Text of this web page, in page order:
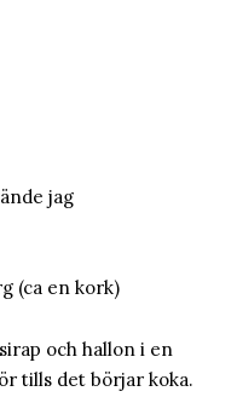
jag
(ca en kork)
och hallon i en
tills det börjar koka.